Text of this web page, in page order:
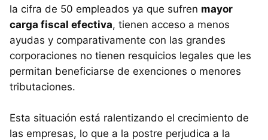
la cifra de 50 empleados ya que sufren mayor
carga fiscal efectiva, tienen acceso a menos
ayudas y comparativamente con las grandes
corporaciones no tienen resquicios legales que les
permitan beneficiarse de exenciones o menores
tributaciones.
Esta situación está ralentizando el crecimiento de
las empresas, lo que a la postre perjudica a la